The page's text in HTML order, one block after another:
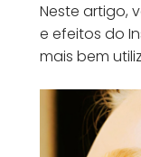
Neste artigo,
e efeitos do
mais bem